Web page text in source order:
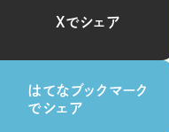
Xでシェア
はてなブックマーク
でシェア